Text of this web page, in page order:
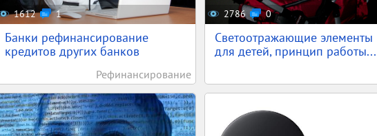
1612 1
Банки рефинансирование
кредитов других банков
Рефинансирование
2786 0
Светоотражающие элементы
для детей, принцип работы...